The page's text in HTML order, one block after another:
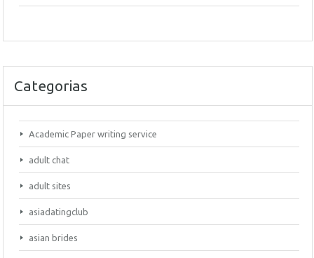
Categorias
Academic Paper writing service
adult chat
adult sites
asiadatingclub
asian brides